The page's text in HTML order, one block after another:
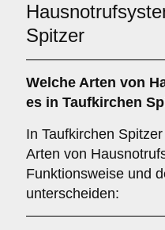
Spitzer
Welche Arten von
es in Taufkirchen
In Taufkirchen
Arten von
Funktionsweise und
unterscheiden: